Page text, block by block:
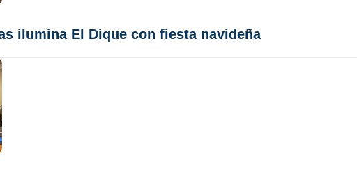
ilumina El Dique con fiesta navideña